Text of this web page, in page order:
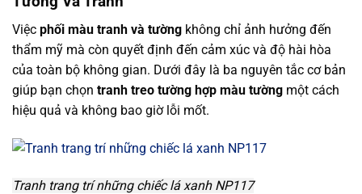
Việc phối màu tranh và tường không chỉ ảnh hưởng đến
thẩm mỹ mà còn quyết định đến cảm xúc và độ hài hòa
của toàn bộ không gian. Dưới đây là ba nguyên tắc cơ bản
giúp bạn chọn tranh treo tường hợp màu tường một cách
hiệu quả và không bao giờ lỗi mốt.
Tranh trang trí những chiếc lá xanh NP117